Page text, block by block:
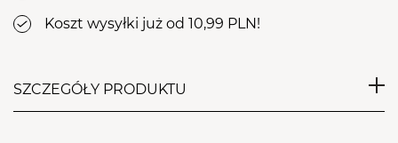
Koszt wysyłki już od 10,99 PLN!
SZCZEGÓŁY PRODUKTU